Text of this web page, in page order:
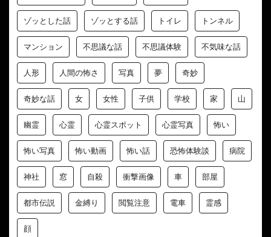
ゾッとした話 ゾッとする話 トイレ トンネル
マンション 不思議な話 不思議体験 不気味な話
人形 人間の怖さ 写真 夢 奇妙
奇妙な話 女 女性 子供 学校 家 山
幽霊 心霊 心霊スポット 心霊写真 怖い
怖い写真 怖い動画 怖い話 恐怖体験談 病院
神社 窓 自殺 衝撃画像 車 部屋
都市伝説 金縛り 閲覧注意 電車 霊感
顔